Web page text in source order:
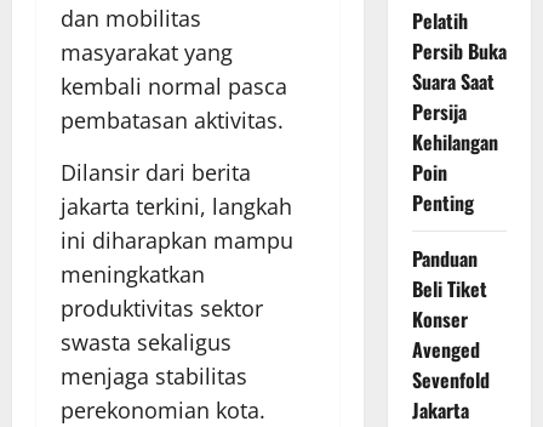
dan mobilitas
masyarakat yang
kembali normal pasca
pembatasan aktivitas.
Dilansir dari berita
jakarta terkini, langkah
ini diharapkan mampu
meningkatkan
produktivitas sektor
swasta sekaligus
menjaga stabilitas
perekonomian kota.
Pelatih
Persib Buka
Suara Saat
Persija
Kehilangan
Poin
Penting
Panduan
Beli Tiket
Konser
Avenged
Sevenfold
Jakarta